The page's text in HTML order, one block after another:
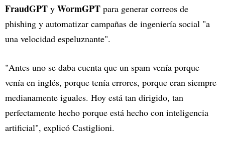
FraudGPT y WormGPT para generar correos de
phishing y automatizar campañas de ingeniería social "a
una velocidad espeluznante".
"Antes uno se daba cuenta que un spam venía porque
venía en inglés, porque tenía errores, porque eran siempre
medianamente iguales. Hoy está tan dirigido, tan
perfectamente hecho porque está hecho con inteligencia
artificial", explicó Castiglioni.